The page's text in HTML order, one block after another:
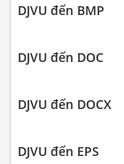
DJVU đến BMP
DJVU đến DOC
DJVU đến DOCX
DJVU đến EPS